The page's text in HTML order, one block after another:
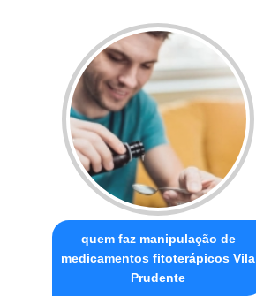
quem faz manipulação de
medicamentos fitoterápicos Vila
Prudente